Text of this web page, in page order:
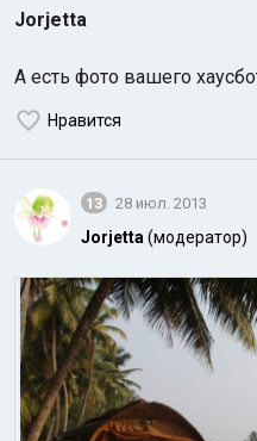
Jorjetta
А есть фото вашего
Нравится
13 28 июл. 2013
Jorjetta (модератор)